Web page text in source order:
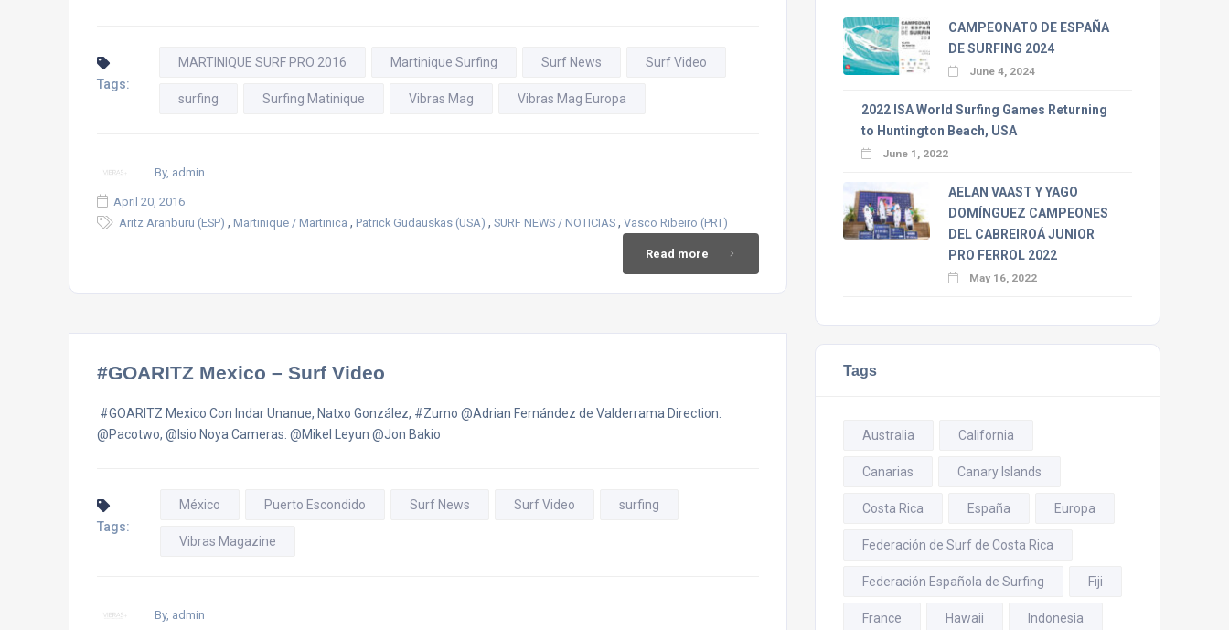
Tags:
MARTINIQUE SURF PRO 2016 Martinique Surfing Surf News Surf Video
surfing Surfing Matinique Vibras Mag Vibras Mag Europa
By, admin
April 20, 2016
Aritz Aranburu (ESP) , Martinique / Martinica , Patrick Gudauskas (USA) , SURF NEWS / NOTICIAS , Vasco Ribeiro (PRT)
Read more
#GOARITZ Mexico – Surf Video
‬ #GOARITZ Mexico Con Indar Unanue, Natxo González, #Zumo @Adrian Fernández de Valderrama Direction:
@Pacotwo, @Isio Noya Cameras: @Mikel Leyun @Jon Bakio
Tags:
México Puerto Escondido Surf News Surf Video surfing
Vibras Magazine
By, admin
CAMPEONATO DE ESPAÑA
DE SURFING 2024
June 4, 2024
2022 ISA World Surfing Games Returning
to Huntington Beach, USA
June 1, 2022
AELAN VAAST Y YAGO
DOMÍNGUEZ CAMPEONES
DEL CABREIROÁ JUNIOR
PRO FERROL 2022
May 16, 2022
Tags
Australia California
Canarias Canary Islands
Costa Rica España Europa
Federación de Surf de Costa Rica
Federación Española de Surfing Fiji
France Hawaii Indonesia